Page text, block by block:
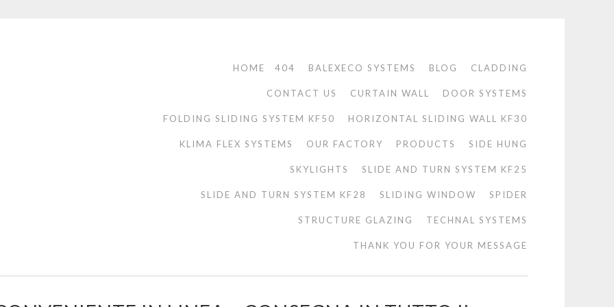
HOME 404 BALEXECO SYSTEMS BLOG CLADDING
CONTACT US CURTAIN WALL DOOR SYSTEMS
FOLDING SLIDING SYSTEM KF50 HORIZONTAL SLIDING WALL KF30
KLIMA FLEX SYSTEMS OUR FACTORY PRODUCTS SIDE HUNG
SKYLIGHTS SLIDE AND TURN SYSTEM KF25
SLIDE AND TURN SYSTEM KF28 SLIDING WINDOW SPIDER
STRUCTURE GLAZING TECHNAL SYSTEMS
THANK YOU FOR YOUR MESSAGE